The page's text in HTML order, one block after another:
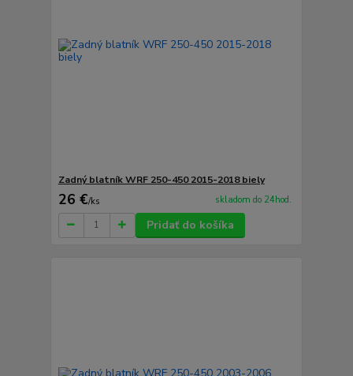
Zadný blatník WRF 250-450 2015-2018 biely
26 €/ks skladom do 24hod.
Pridať do košíka